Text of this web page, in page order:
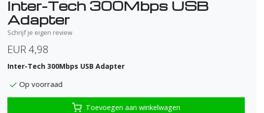
Inter-Tech 300Mbps USB
Adapter
Schrijf je eigen review
EUR 4,98
Inter-Tech 300Mbps USB Adapter
Op voorraad
Toevoegen aan winkelwagen